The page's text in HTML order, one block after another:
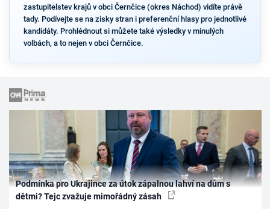
zastupitelstev krajů v obci Černčice (okres Náchod) vidíte právě
tady. Podívejte se na zisky stran i preferenční hlasy pro jednotlivé
kandidáty. Prohlédnout si můžete také výsledky v minulých
volbách, a to nejen v obci Černčice.
Podmínka pro Ukrajince za útok zápalnou lahví na dům s
dětmi? Tejc zvažuje mimořádný zásah